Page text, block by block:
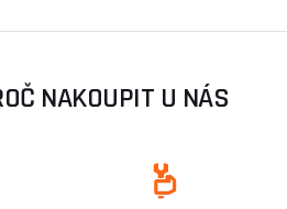
NAKOUPIT U NÁS